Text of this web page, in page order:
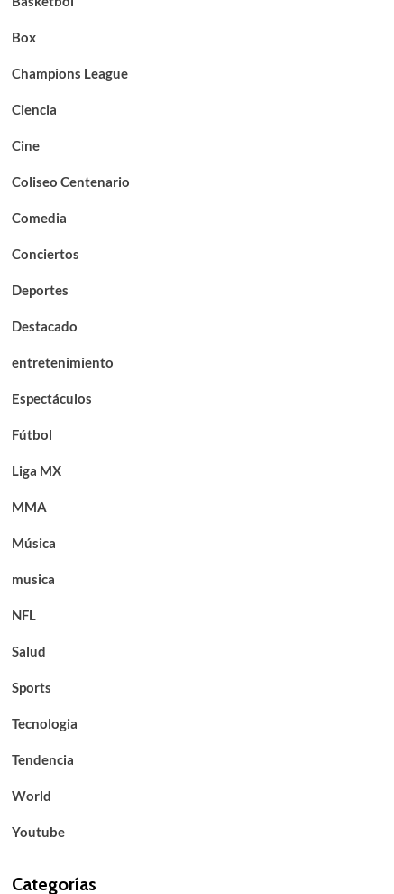
Box
Champions League
Ciencia
Cine
Coliseo Centenario
Comedia
Conciertos
Deportes
Destacado
entretenimiento
Espectáculos
Fútbol
Liga MX
MMA
Música
musica
NFL
Salud
Sports
Tecnologia
Tendencia
World
Youtube
Categorías